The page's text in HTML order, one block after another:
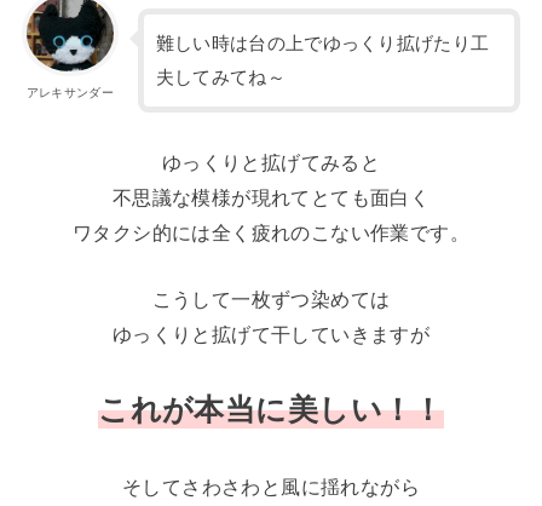
アレキサンダー
難しい時は台の上でゆっくり拡げたり工
夫してみてね～
ゆっくりと拡げてみると
不思議な模様が現れてとても面白く
ワタクシ的には全く疲れのこない作業です。
こうして一枚ずつ染めては
ゆっくりと拡げて干していきますが
これが本当に美しい！！
そしてさわさわと風に揺れながら